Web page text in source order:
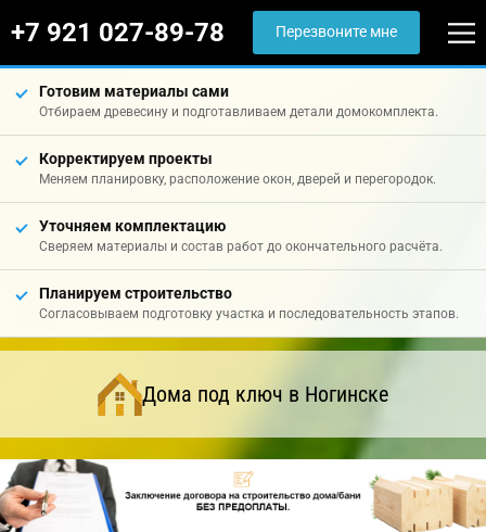
+7 921 027-89-78 Перезвоните мне
Готовим материалы сами
Отбираем древесину и подготавливаем детали домокомплекта.
Корректируем проекты
Меняем планировку, расположение окон, дверей и перегородок.
Уточняем комплектацию
Сверяем материалы и состав работ до окончательного расчёта.
Планируем строительство
Согласовываем подготовку участка и последовательность этапов.
Дома под ключ в Ногинске